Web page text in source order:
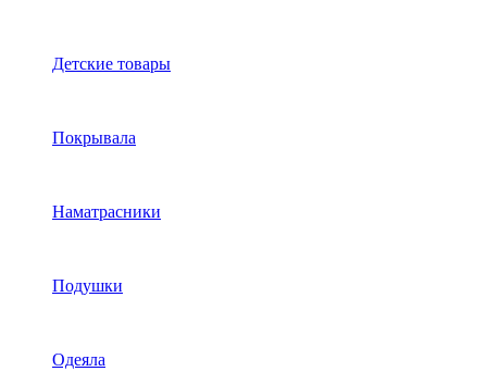
Детские товары
Покрывала
Наматрасники
Подушки
Одеяла